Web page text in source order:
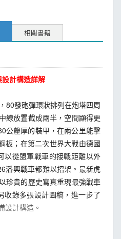
相關書籍
設計構造詳解
80發砲彈環狀排列在炮塔四周
線放置截成兩半，空間顯得更
公釐厚的裝甲，在兩公里能擊
板；在第二次世界大戰由德國
以從盟軍戰車的接戰距離以外
潘興戰車都難以招架。最新虎
珍貴的歷史寫真重現最強戰車
收錄多張設計圖稿，進一步了
設計構造。